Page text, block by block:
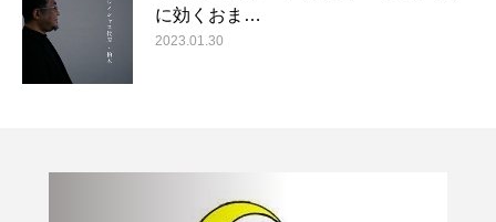
に効くおま…
2023.01.30